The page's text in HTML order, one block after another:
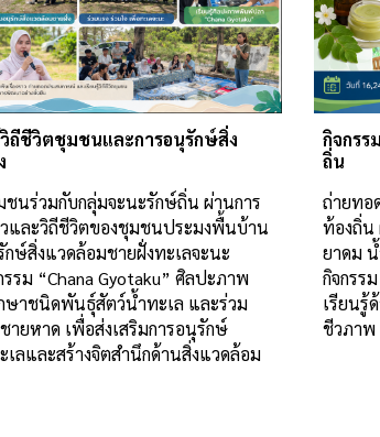
วิถีชีวิตชุมชนและการอนุรักษ์สิ่ง
ชนร่วมกับกลุ่มจะนะรักษ์ถิ่น ผ่านการ
วและวิถีชีวิตของชุมชนประมงพื้นบ้าน
ษ์สิ่งแวดล้อมชายฝั่งทะเลจะนะ
รม “Chana Gyotaku” ศิลปะภาพ
าชนิดพันธุ์สัตว์น้ำทะเล และร่วม
ายหาด เพื่อส่งเสริมการอนุรักษ์
ลและสร้างจิตสำนึกด้านสิ่งแวดล้อม
กิจกร
ถิ่น
ถ่ายท
ท้องถิ่น
ยาดม
กิจกรร
เรียนรู้
ชีวภาพ